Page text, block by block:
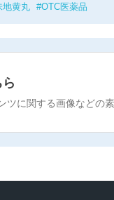
地黄丸 OTC医薬品
ツに関する画像などの